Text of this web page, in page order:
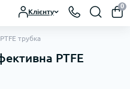
Клієнту
0
трубка
PTFE